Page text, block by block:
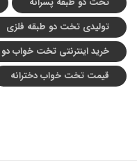
تولیدی تخت دو طبقه فلزی
خرید اینترنتی تخت خواب دو
قیمت تخت خواب دخترانه